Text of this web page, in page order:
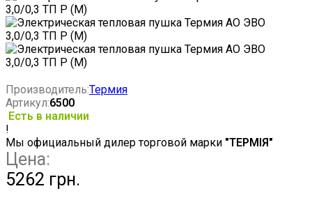
Производитель:Термия
Артикул:6500
Есть в наличии
!
Мы официальный дилер торговой марки "ТЕРМІЯ"
Цена:
5262 грн.